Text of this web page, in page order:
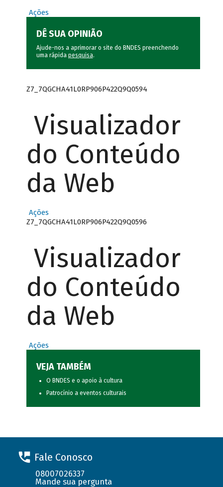
Ações
DÊ SUA OPINIÃO
Ajude-nos a aprimorar o site do BNDES preenchendo
uma rápida pesquisa.
Z7_7QGCHA41L0RP906P422Q9Q0594
Visualizador
do Conteúdo
da Web
Ações
Z7_7QGCHA41L0RP906P422Q9Q0596
Visualizador
do Conteúdo
da Web
Ações
VEJA TAMBÉM
O BNDES e o apoio à cultura
Patrocínio a eventos culturais
Fale Conosco
08007026337
Mande sua pergunta